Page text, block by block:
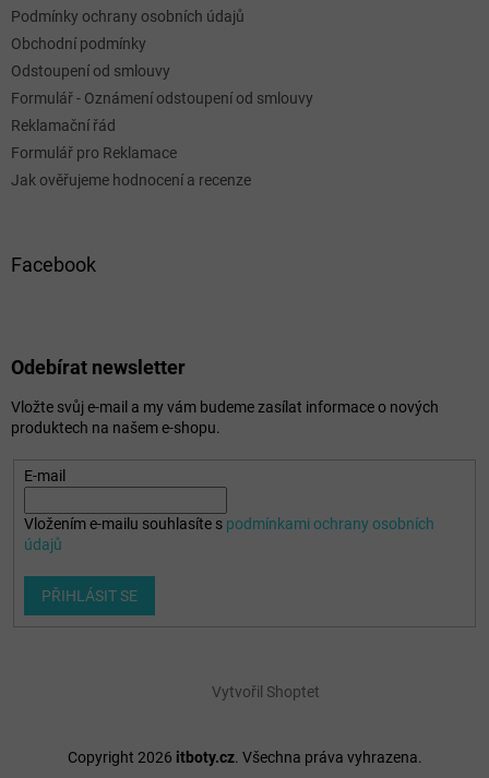
Podmínky ochrany osobních údajů
Obchodní podmínky
Odstoupení od smlouvy
Formulář - Oznámení odstoupení od smlouvy
Reklamační řád
Formulář pro Reklamace
Jak ověřujeme hodnocení a recenze
Facebook
Odebírat newsletter
Vložte svůj e-mail a my vám budeme zasílat informace o nových
produktech na našem e-shopu.
E-mail
Vložením e-mailu souhlasíte s podmínkami ochrany osobních
údajů
PŘIHLÁSIT SE
Vytvořil Shoptet
Copyright 2026 itboty.cz. Všechna práva vyhrazena.